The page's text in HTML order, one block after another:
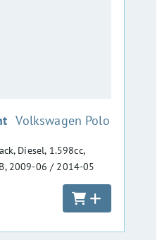
:Volkswagen Polo
Diesel, 1.598cc,
2009-06 / 2014-05